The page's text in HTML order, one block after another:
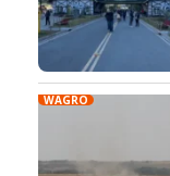
WAGRO